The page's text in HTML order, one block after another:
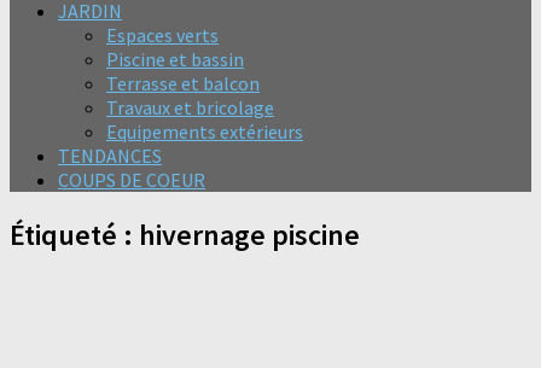
JARDIN
Espaces verts
Piscine et bassin
Terrasse et balcon
Travaux et bricolage
Equipements extérieurs
TENDANCES
COUPS DE COEUR
Étiqueté : hivernage piscine